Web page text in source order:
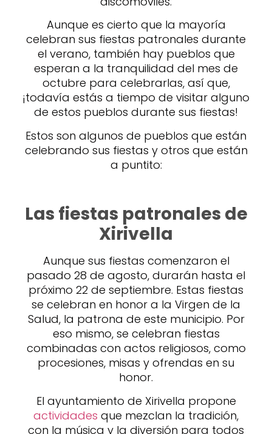
Aunque es cierto que la mayoría
celebran sus fiestas patronales durante
el verano, también hay pueblos que
esperan a la tranquilidad del mes de
octubre para celebrarlas, así que,
¡todavía estás a tiempo de visitar alguno
de estos pueblos durante sus fiestas!
Estos son algunos de pueblos que están
celebrando sus fiestas y otros que están
a puntito:
Las fiestas patronales de
Xirivella
Aunque sus fiestas comenzaron el
pasado 28 de agosto, durarán hasta el
próximo 22 de septiembre. Estas fiestas
se celebran en honor a la Virgen de la
Salud, la patrona de este municipio. Por
eso mismo, se celebran fiestas
combinadas con actos religiosos, como
procesiones, misas y ofrendas en su
honor.
El ayuntamiento de Xirivella propone
actividades que mezclan la tradición,
con la música y la diversión para todos